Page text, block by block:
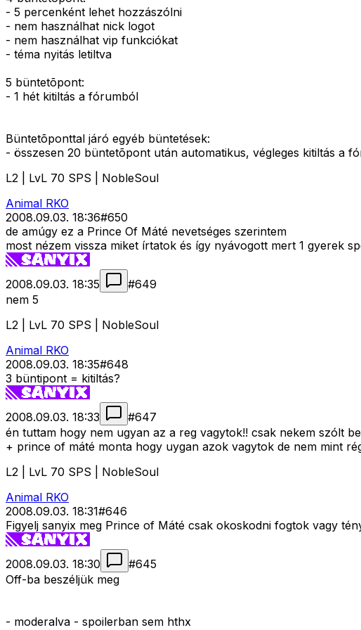
- 5 percenként lehet hozzászólni
- nem használhat nick logot
- nem használhat vip funkciókat
- téma nyitás letiltva
5 büntetõpont:
- 1 hét kitiltás a fórumból
Büntetõponttal járó egyéb büntetések:
- összesen 20 büntetõpont után automatikus, végleges kitiltás a
L2 | LvL 70 SPS | NobleSoul
Animal RKO
2008.09.03. 18:36#650
de amúgy ez a Prince Of Máté nevetséges szerintem
most nézem vissza miket írtatok és így nyávogott mert 1 gyerek
2008.09.03. 18:35 #649
nem 5
L2 | LvL 70 SPS | NobleSoul
Animal RKO
2008.09.03. 18:35#648
3 büntipont = kitiltás?
2008.09.03. 18:33 #647
én tuttam hogy nem ugyan az a reg vagytok!! csak nekem szólt
+ prince of máté monta hogy uygan azok vagytok de nem mint
L2 | LvL 70 SPS | NobleSoul
Animal RKO
2008.09.03. 18:31#646
Figyelj sanyix meg Prince of Máté csak okoskodni fogtok vagy
2008.09.03. 18:30 #645
Off-ba beszéljük meg
- moderalva - spoilerban sem hthx